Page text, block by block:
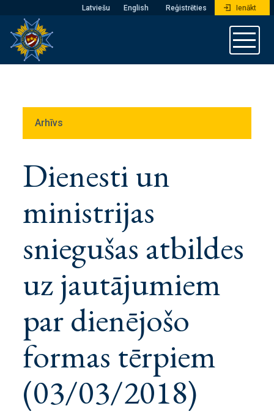
Latviešu English Reģistrēties Ienākt
Arhīvs
Dienesti un
ministrijas
sniegušas atbildes
uz jautājumiem
par dienējošo
formas tērpiem
(03/03/2018)